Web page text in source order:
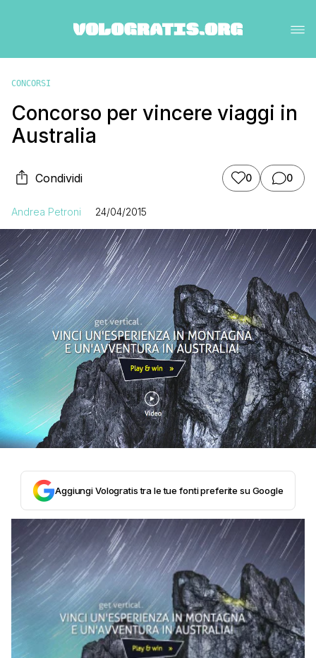
CONCORSI
Concorso per vincere viaggi in
Australia
Condividi 0 0
Andrea Petroni 24/04/2015
Aggiungi Vologratis tra le tue fonti preferite su Google